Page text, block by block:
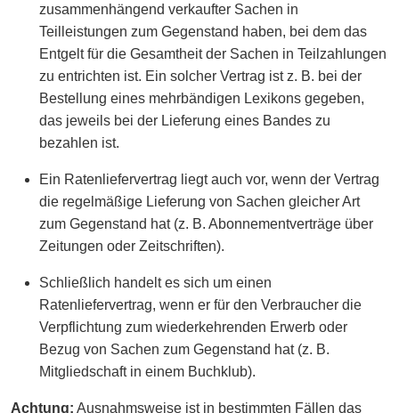
zusammenhängend verkaufter Sachen in
Teilleistungen zum Gegenstand haben, bei dem das
Entgelt für die Gesamtheit der Sachen in Teilzahlungen
zu entrichten ist. Ein solcher Vertrag ist z. B. bei der
Bestellung eines mehrbändigen Lexikons gegeben,
das jeweils bei der Lieferung eines Bandes zu
bezahlen ist.
Ein Ratenliefervertrag liegt auch vor, wenn der Vertrag
die regelmäßige Lieferung von Sachen gleicher Art
zum Gegenstand hat (z. B. Abonnementverträge über
Zeitungen oder Zeitschriften).
Schließlich handelt es sich um einen
Ratenliefervertrag, wenn er für den Verbraucher die
Verpflichtung zum wiederkehrenden Erwerb oder
Bezug von Sachen zum Gegenstand hat (z. B.
Mitgliedschaft in einem Buchklub).
Achtung: Ausnahmsweise ist in bestimmten Fällen das